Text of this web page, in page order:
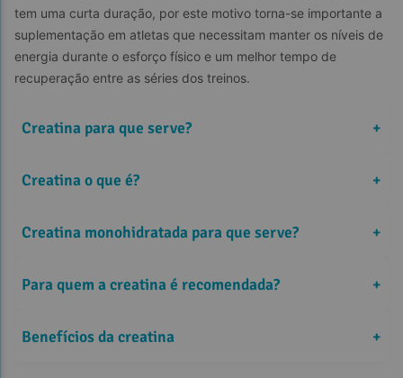
tem uma curta duração, por este motivo torna-se importante a
suplementação em atletas que necessitam manter os níveis de
energia durante o esforço físico e um melhor tempo de
recuperação entre as séries dos treinos.
Creatina para que serve? +
Creatina o que é? +
Creatina monohidratada para que serve? +
Para quem a creatina é recomendada? +
Benefícios da creatina +